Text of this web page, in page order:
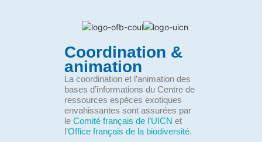
Coordination &
animation
La coordination et l’animation des
bases d’informations du Centre de
ressources espèces exotiques
envahissantes sont assurées par
le Comité français de l’UICN et
l’Office français de la biodiversité.